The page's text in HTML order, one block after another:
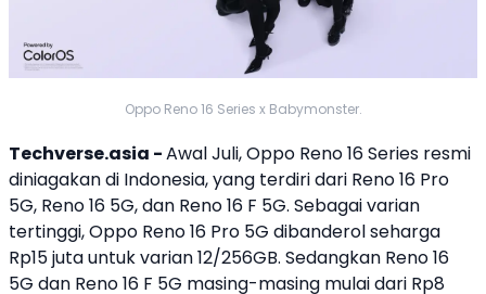
Oppo Reno 16 Series x Babymonster.
Techverse.asia -Awal Juli,Oppo Reno 16Series resmi
diniagakan di Indonesia, yang terdiri dari Reno 16 Pro
5G, Reno 16 5G, dan Reno 16 F 5G. Sebagai varian
tertinggi,Oppo Reno 16 Pro 5G dibanderol seharga
Rp15 juta untuk varian 12/256GB. Sedangkan Reno 16
5G dan Reno 16 F 5G masing-masing mulai dari Rp8